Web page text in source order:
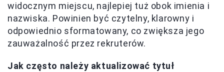
widocznym miejscu, najlepiej tuż obok imienia i
nazwiska. Powinien być czytelny, klarowny i
odpowiednio sformatowany, co zwiększa jego
zauważalność przez rekruterów.
Jak często należy aktualizować tytuł